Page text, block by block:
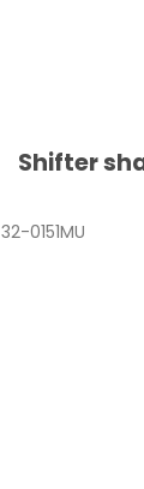
Shifter
32-0151MU